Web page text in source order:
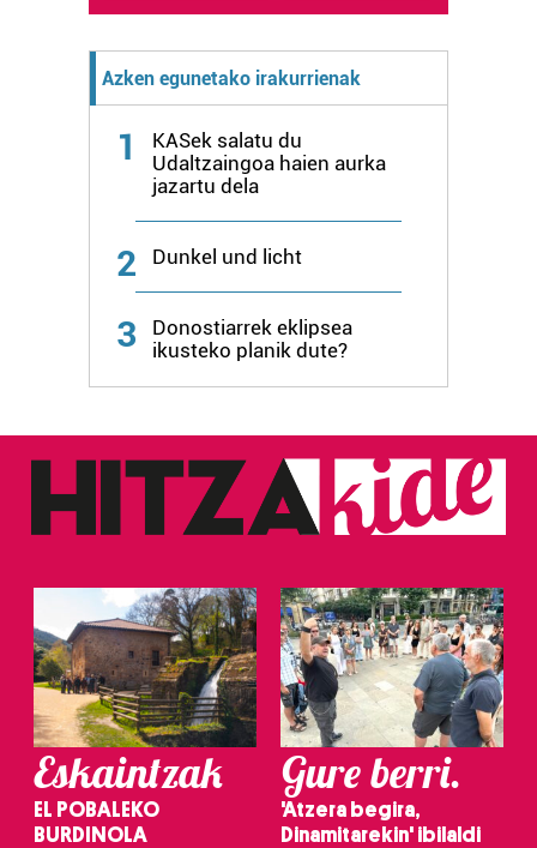
erabiltzeko baimen esplizitua ematen diguzu.Gehiago
Azken egunetako irakurrienak
1
KASek salatu du
Udaltzaingoa haien aurka
jazartu dela
2 Dunkel und licht
3
Donostiarrek eklipsea
ikusteko planik dute?
Eskaintzak
EL POBALEKO
BURDINOLA
Gure berri.
'Atzera begira,
Dinamitarekin' ibilaldi